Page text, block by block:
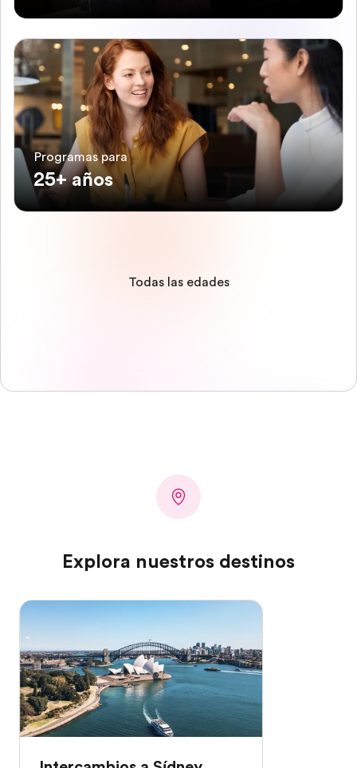
Programas para
25+ años
Todas las edades
Explora nuestros destinos